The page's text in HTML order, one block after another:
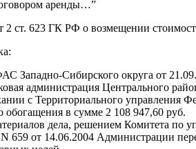
аренды…”
ст. 623 ГК РФ о возмещении
Западно-Сибирского округа от
администрация Центрального
с Территориального управления
обогащения в сумме 2 108 947,60 руб.
дела, решением Комитета
N 659 от 14.06.2004 Администрации